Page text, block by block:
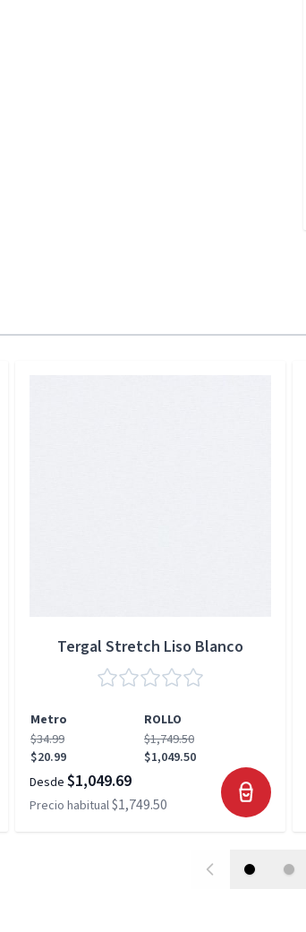
Tergal Stretch Liso Blanco
Metro
ROLLO
$34.99
$20.99
$1,749.50
$1,049.50
Desde $1,049.69
Precio habitual$1,749.50